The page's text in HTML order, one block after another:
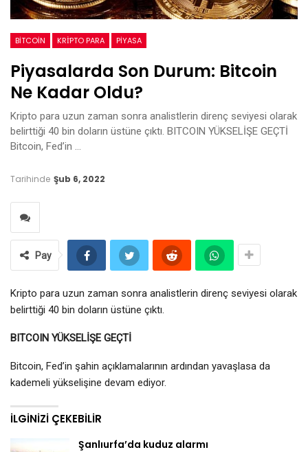
BITCOIN KRİPTO PARA PIYASA
Piyasalarda Son Durum: Bitcoin
Ne Kadar Oldu?
Kripto para uzun zaman sonra analistlerin direnç seviyesi olarak
belirttiği 40 bin doların üstüne çıktı. BITCOIN YÜKSELİŞE GEÇTİ
Bitcoin, Fed’in …
Tarihinde Şub 6, 2022
Pay
Kripto para uzun zaman sonra analistlerin direnç seviyesi olarak
belirttiği 40 bin doların üstüne çıktı.
BITCOIN YÜKSELİŞE GEÇTİ
Bitcoin, Fed’in şahin açıklamalarının ardından yavaşlasa da
kademeli yükselişine devam ediyor.
İLGINIZI ÇEKEBILIR
Şanlıurfa’da kuduz alarmı